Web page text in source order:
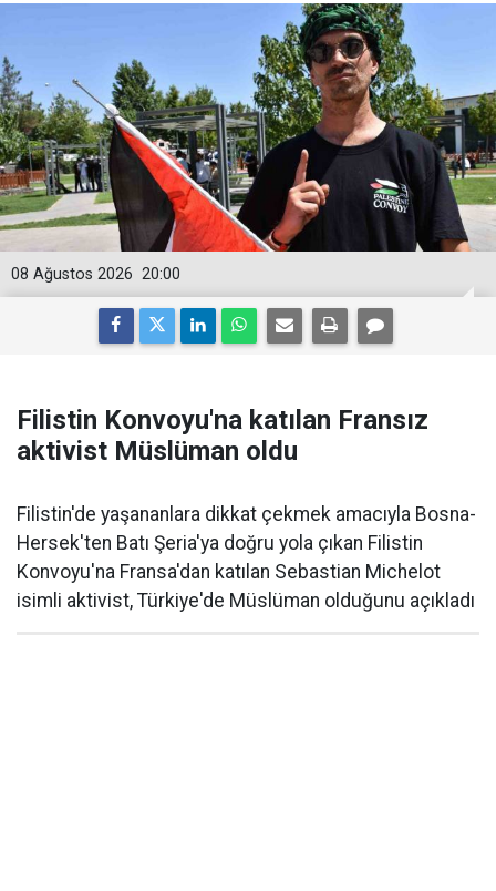
20:00
08 Ağustos 2026
Filistin Konvoyu'na katılan Fransız
aktivist Müslüman oldu
Filistin'de yaşananlara dikkat çekmek amacıyla Bosna-
Hersek'ten Batı Şeria'ya doğru yola çıkan Filistin
Konvoyu'na Fransa'dan katılan Sebastian Michelot
isimli aktivist, Türkiye'de Müslüman olduğunu açıkladı